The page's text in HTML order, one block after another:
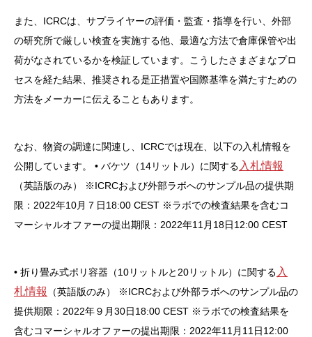
また、ICRCは、サプライヤーの評価・監査・指導を行い、外部
の研究所で厳しい検査を実施する他、最適な方法で倉庫保管や出
荷がなされているかを検証しています。こうしたさまざまなプロ
セスを経た結果、推奨される是正措置や国際基準を満たすための
方法をメーカーに伝えることもあります。
なお、物資の調達に関連し、ICRCでは現在、以下の入札情報を
公開しています。
• バケツ（14リットル）に関する 入札情報
（英語版のみ）
※ICRCおよび外部ラボへのサンプル品の提供期
限：2022年10月７日18:00 CEST ※ラボでの検査結果を含むコ
マーシャルオファーの提出期限：2022年11月18日12:00 CEST
• 折り畳み式ポリ容器（10リットルと20リットル）に関する 入
札情報
（英語版のみ）
※ICRCおよび外部ラボへのサンプル品の
提供期限：2022年９月30日18:00 CEST ※ラボでの検査結果を
含むコマーシャルオファーの提出期限：2022年11月11日12:00